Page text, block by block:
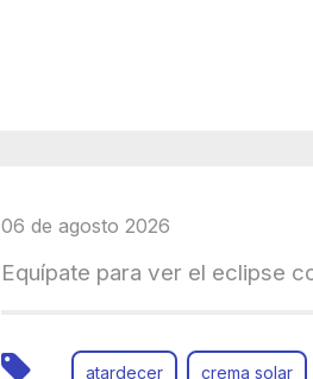
06 de agosto 2026
Equípate para ver el eclipse
atardecer crema solar